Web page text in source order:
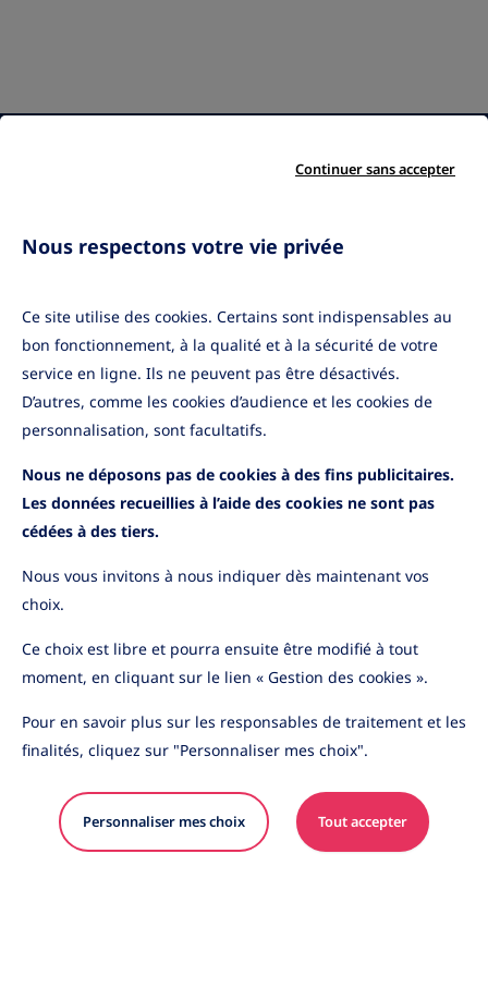
Démarche qualité
Gestion des cookies
Accessibilité
Informations pratiques
Application mobile
Informations sécurité
Contactez-nous
Les informations contenues sur ce site sont purement
indicatives et sont susceptibles d’être modifiées sans
préavis en raison de l’évolution de l’environnement
juridique et fiscal. Du fait de leur simplification, elles
présentent une information synthétique et ne
Nous respectons votre vie privée
Ce site utilise des cookies. Certains sont indispensables au
bon fonctionnement, à la qualité et à la sécurité de votre
service en ligne. Ils ne peuvent pas être désactivés.
D’autres, comme les cookies d’audience et les cookies de
personnalisation, sont facultatifs.
Nous ne déposons pas de cookies à des fins publicitaires.
Les données recueillies à l’aide des cookies ne sont pas
cédées à des tiers.
Nous vous invitons à nous indiquer dès maintenant vos
choix.
Ce choix est libre et pourra ensuite être modifié à tout
moment, en cliquant sur le lien « Gestion des cookies ».
Pour en savoir plus sur les responsables de traitement et les
finalités, cliquez sur "Personnaliser mes choix".
Personnaliser mes choix Tout accepter
Continuer sans accepter